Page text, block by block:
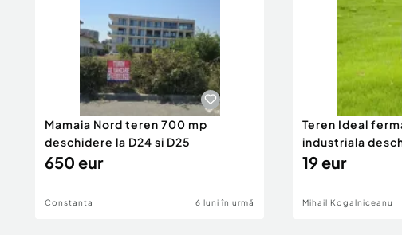
Mamaia Nord teren 700 mp
deschidere la D24 si D25
650 eur
Constanta 6 luni în urmă
Teren Ideal
industriala
DN2A
19 eur
Mihail Kogalniceanu